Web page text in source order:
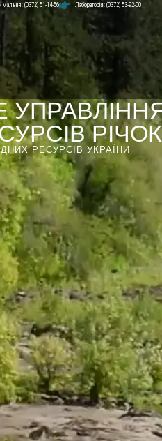
Лабораторія: (0372) 53-92-00
(0372) 51-14-56
РЕСУРСІВ УКРАЇНИ